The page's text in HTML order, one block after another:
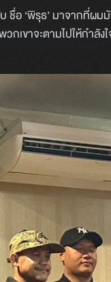
ชื่อ ‘พิรุธ’ มาจากที่ผ
กเขาจะตามไปให้กำลัง